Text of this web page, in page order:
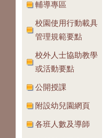
輔導專區
校園使用行動載具
管理規範要點
校外人士協助教學
或活動要點
公開授課
附設幼兒園網頁
各班人數及導師